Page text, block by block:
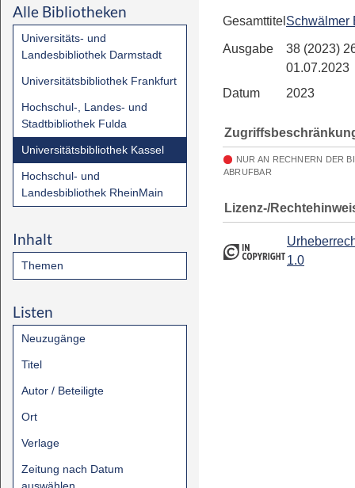
Alle Bibliotheken
Universitäts- und
Landesbibliothek Darmstadt
Universitätsbibliothek Frankfurt
Hochschul-, Landes- und
Stadtbibliothek Fulda
Universitätsbibliothek Kassel
Hochschul- und
Landesbibliothek RheinMain
Inhalt
Themen
Listen
Neuzugänge
Titel
Autor / Beteiligte
Ort
Verlage
Zeitung nach Datum
Gesamttitel Schwälmer
Ausgabe
38 (2023)
01.07.2023
Datum
2023
NUR AN RECHNERN DER
ABRUFBAR
Lizenz-/
1.0